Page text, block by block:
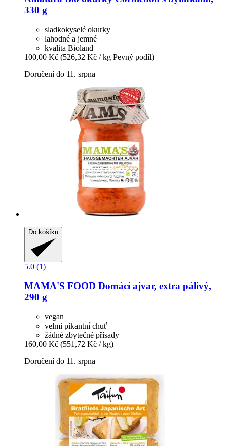
330 g
sladkokyselé okurky
lahodné a jemné
kvalita Bioland
100,00 Kč (526,32 Kč / kg Pevný podíl)
Doručení do 11. srpna
Do košíku
5.0 (1)
MAMA'S FOOD Domácí ajvar, extra pálivý,
290 g
vegan
velmi pikantní chuť
žádné zbytečné přísady
160,00 Kč (551,72 Kč / kg)
Doručení do 11. srpna